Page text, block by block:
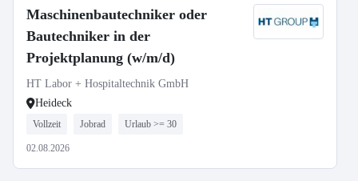
Maschinenbautechniker oder
Bautechniker in der
Projektplanung (w/m/d)
HT Labor + Hospitaltechnik GmbH
Heideck
Vollzeit Jobrad Urlaub >= 30
02.08.2026